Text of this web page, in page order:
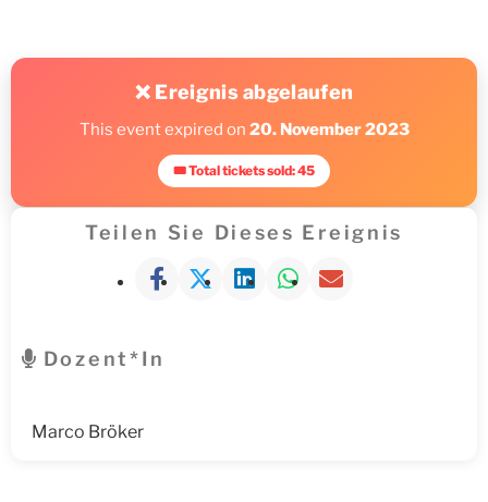
❌ Ereignis abgelaufen
This event expired on 20. November 2023
🎟 Total tickets sold: 45
Teilen Sie Dieses Ereignis
Dozent*in
Marco Bröker